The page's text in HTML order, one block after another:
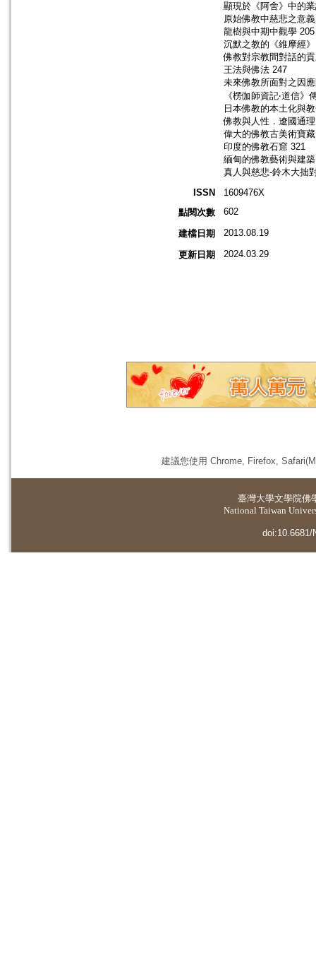
顯現於《阿舍》中的
原始佛教中慈悲之意
龍樹與中期中觀學 205
沉默之教的《維摩經
佛教對宗教間對話的
王法與佛法 247
未來佛教所面對之因
《楞伽師資記‧道信》
日本佛教的本土化與
佛教與人性．遼國通
偉大的佛教古美術寶
印度的佛教石窟 321
緬甸的佛教藝術與建
真人與慈悲-鈴木大拙
ISSN
1609476X
點閱次數
602
建檔日期 2013.08.19
更新日期 2024.03.29
建議您使用 Chrome, Firefox,
臺灣大學文學院佛
National Taiwan
doi:10.6681/